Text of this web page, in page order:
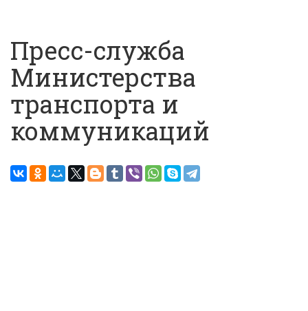
Пресс-служба
Министерства
транспорта и
коммуникаций